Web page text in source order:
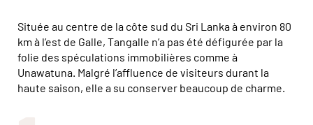
Située au centre de la côte sud du Sri Lanka à environ 80
km à l’est de Galle, Tangalle n’a pas été défigurée par la
folie des spéculations immobilières comme à
Unawatuna. Malgré l’affluence de visiteurs durant la
haute saison, elle a su conserver beaucoup de charme.